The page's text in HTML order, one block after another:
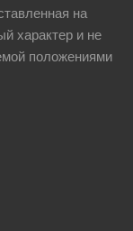
на
характер и не
положениями